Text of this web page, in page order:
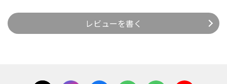
レビューを書く